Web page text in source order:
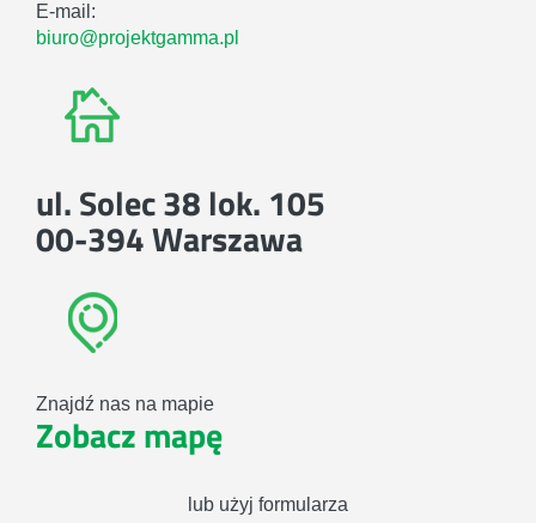
E-mail:
biuro@projektgamma.pl
ul. Solec 38 lok. 105
00-394 Warszawa
Znajdź nas na mapie
Zobacz mapę
lub użyj formularza